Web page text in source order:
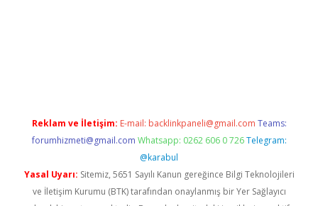
Reklam ve İletişim: E-mail: backlinkpaneli@gmail.com Teams:
forumhizmeti@gmail.com Whatsapp: 0262 606 0 726 Telegram:
@karabul
Yasal Uyarı: Sitemiz, 5651 Sayılı Kanun gereğince Bilgi Teknolojileri
ve İletişim Kurumu (BTK) tarafından onaylanmış bir Yer Sağlayıcı